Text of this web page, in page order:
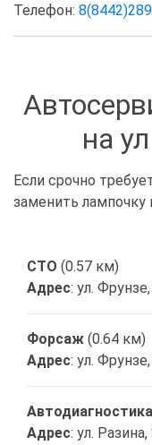
Телефон:
на
Если срочно
заменить лампочку
СТО (0.57 км)
Адрес: ул.
Форсаж (0.64 км)
Адрес: ул.
Автодиагностика
Адрес: ул.